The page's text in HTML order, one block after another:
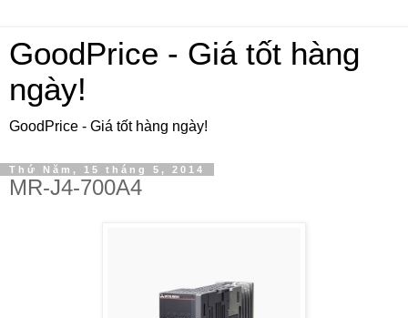
GoodPrice - Giá tốt hàng
ngày!
GoodPrice - Giá tốt hàng ngày!
Thứ Năm, 15 tháng 5, 2014
MR-J4-700A4